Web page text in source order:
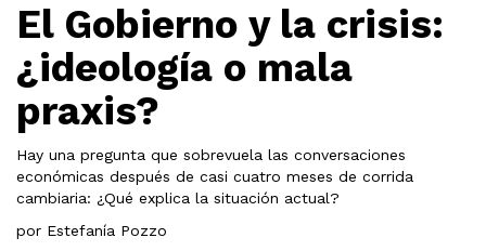
El Gobierno y la crisis:
¿ideología o mala
praxis?
Hay una pregunta que sobrevuela las conversaciones
económicas después de casi cuatro meses de corrida
cambiaria: ¿Qué explica la situación actual?
por Estefanía Pozzo